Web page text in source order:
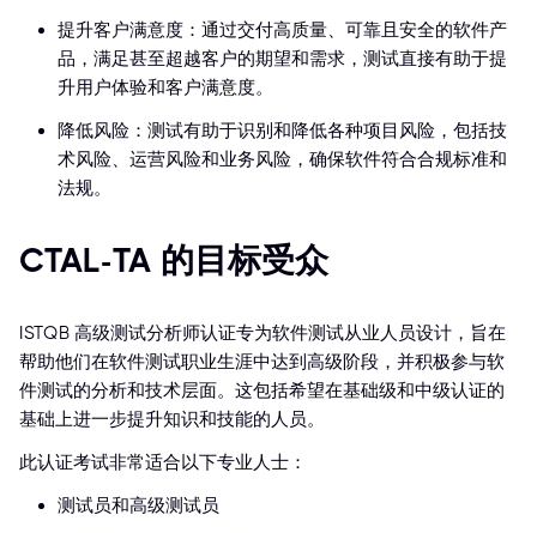
提升客户满意度：通过交付高质量、可靠且安全的软件产
品，满足甚至超越客户的期望和需求，测试直接有助于提
升用户体验和客户满意度。
降低风险：测试有助于识别和降低各种项目风险，包括技
术风险、运营风险和业务风险，确保软件符合合规标准和
法规。
CTAL-TA 的目标受众
ISTQB 高级测试分析师认证专为软件测试从业人员设计，旨在
帮助他们在软件测试职业生涯中达到高级阶段，并积极参与软
件测试的分析和技术层面。这包括希望在基础级和中级认证的
基础上进一步提升知识和技能的人员。
此认证考试非常适合以下专业人士：
测试员和高级测试员